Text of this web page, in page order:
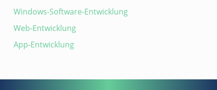
Windows-Software-Entwicklung
Web-Entwicklung
App-Entwicklung